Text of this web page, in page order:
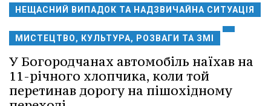
НЕЩАСНИЙ ВИПАДОК ТА НАДЗВИЧАЙНА СИТУАЦІЯ
МИСТЕЦТВО, КУЛЬТУРА, РОЗВАГИ ТА ЗМІ
У Богородчанах автомобіль наїхав на
11-річного хлопчика, коли той
перетинав дорогу на пішохідному